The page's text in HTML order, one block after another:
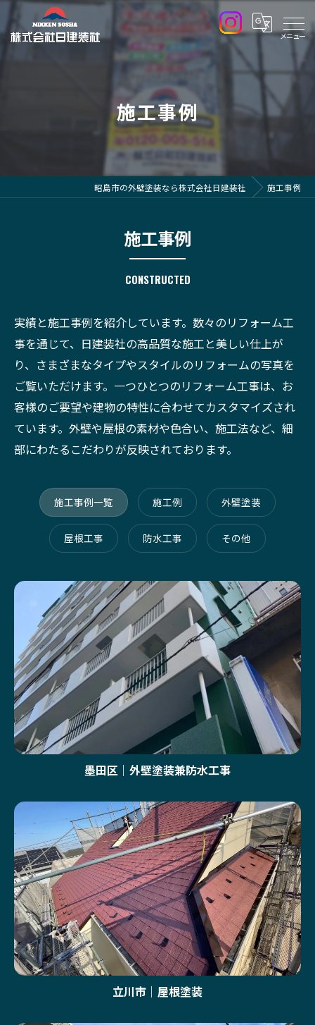
施工事例
昭島市の外壁塗装なら株式会社日建装社 施工事例
施工事例
CONSTRUCTED
実績と施工事例を紹介しています。数々のリフォーム工
事を通じて、日建装社の高品質な施工と美しい仕上が
り、さまざまなタイプやスタイルのリフォームの写真を
ご覧いただけます。一つひとつのリフォーム工事は、お
客様のご要望や建物の特性に合わせてカスタマイズされ
ています。外壁や屋根の素材や色合い、施工法など、細
部にわたるこだわりが反映されております。
施工事例一覧 施工例 外壁塗装
屋根工事 防水工事 その他
墨田区｜外壁塗装兼防水工事
立川市｜屋根塗装